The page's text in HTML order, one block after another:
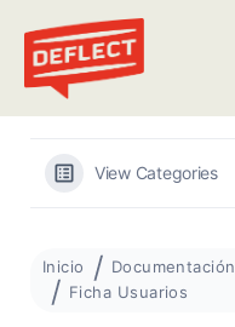
Deflect
View Categories
Inicio Documentación
Ficha Usuarios